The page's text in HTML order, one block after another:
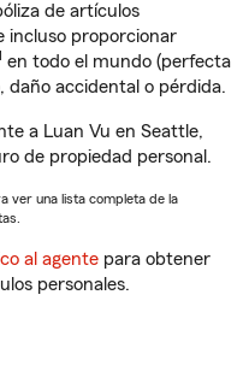
de artículos
incluso proporcionar
en todo el mundo (perfecta
daño accidental o pérdida.
a Luan Vu en Seattle,
de propiedad personal.
ver una lista completa de la
al agente para obtener
personales.